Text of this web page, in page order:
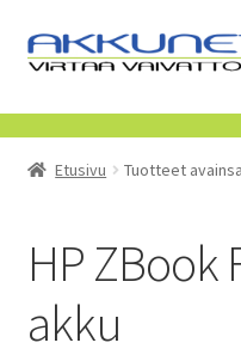
Siirry
navigointiin
Siirry
sisältöön
Kauppa
Tietoa meistä
Toimitusehdot
Etusivu Tuotteet
HP ZBook
akku